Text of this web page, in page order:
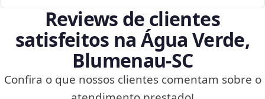
Reviews de clientes
satisfeitos na Água Verde,
Blumenau‑SC
Confira o que nossos clientes comentam sobre o